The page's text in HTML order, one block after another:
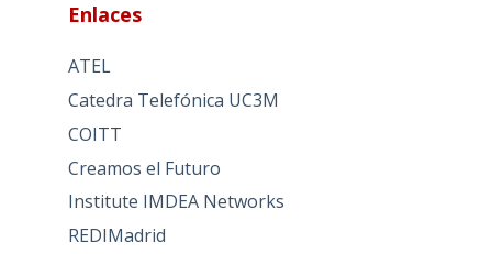
Enlaces
ATEL
Catedra Telefónica UC3M
COITT
Creamos el Futuro
Institute IMDEA Networks
REDIMadrid